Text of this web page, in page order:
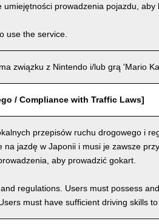
prowadzenia pojazdu, aby
use the service.
związku z Nintendo i/lub grą 'Mario
/ Compliance with Traffic Laws]
przepisów ruchu drogowego i
jazdę w Japonii i musi je zawsze
aby prowadzić gokart.
regulations. Users must possess
must have sufficient driving skills